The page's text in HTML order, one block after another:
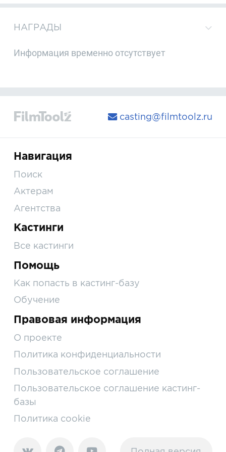
НАГРАДЫ
Информация временно отсутствует
casting@filmtoolz.ru
Навигация
Поиск
Актерам
Агентства
Кастинги
Все кастинги
Помощь
Как попасть в кастинг-базу
Обучение
Правовая информация
О проекте
Политика конфиденциальности
Пользовательское соглашение
Пользовательское соглашение кастинг-
базы
Политика cookie